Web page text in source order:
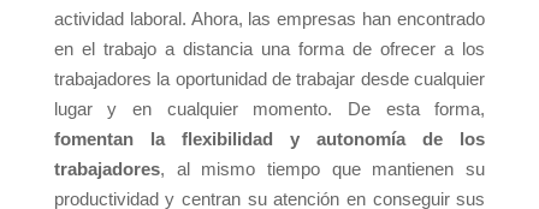
actividad laboral. Ahora, las empresas han encontrado
en el trabajo a distancia una forma de ofrecer a los
trabajadores la oportunidad de trabajar desde cualquier
lugar y en cualquier momento. De esta forma,
fomentan la flexibilidad y autonomía de los
trabajadores, al mismo tiempo que mantienen su
productividad y centran su atención en conseguir sus